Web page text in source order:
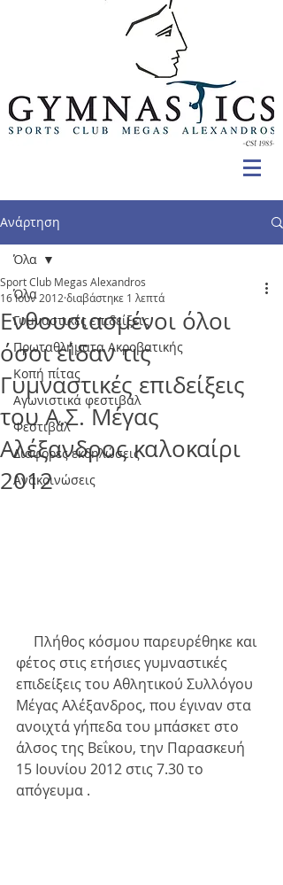
Ανάρτηση
Όλα
Γυμναστικές επιδείξεις
Πρωταθλήματα Ακροβατικής
Κοπή πίτας
Αγωνιστικά φεστιβάλ
Φεστιβάλ
Διάφορες εκδηλώσεις
Ανακοινώσεις
Όλα
Ενθουσιασμένοι όλοι
όσοι είδαν τις
Γυμναστικές επιδείξεις
του Α.Σ. Μέγας
Αλέξανδρος καλοκαίρι
2012
Sport Club Megas Alexandros
16 Ιουν 2012 διαβάστηκε 1 λεπτά
φέτος στις ετήσιες γυμναστικές
επιδείξεις του Αθλητικού Συλλόγου
Μέγας Αλέξανδρος, που έγιναν στα
ανοιχτά γήπεδα του μπάσκετ στο
άλσος της Βεΐκου, την Παρασκευή
15 Ιουνίου 2012 στις 7.30 το
απόγευμα .